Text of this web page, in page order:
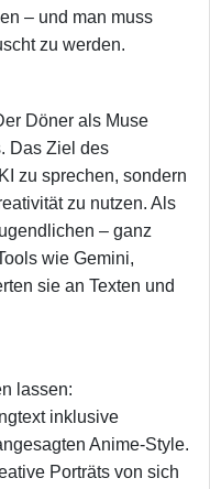
– und man muss
zu werden.
Döner als Muse
Das Ziel des
zu sprechen, sondern
zu nutzen. Als
– ganz
wie Gemini,
sie an Texten und
lassen:
inklusive
Anime-Style.
Porträts von sich